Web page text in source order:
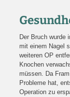
Der Bruch wurde
mit einem Nagel
weiteren OP
Knochen
müssen. Da
Probleme hat,
Operation zu